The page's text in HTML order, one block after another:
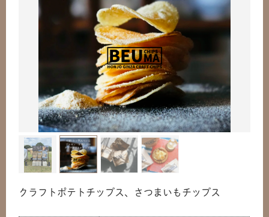
クラフトポテトチップス、さつまいもチップス